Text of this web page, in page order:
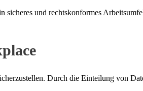
und rechtskonformes
Durch die Einteilung von